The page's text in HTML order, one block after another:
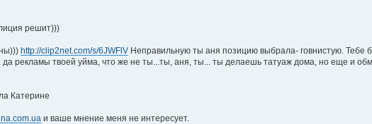
решит)))
http://clip2net.com/s/6JWFlV Неправильную ты аня позицию выбрала- говнистую. Тебе
рекламы твоей уйма, что же не ты...ты, аня, ты... ты делаешь татуаж дома, но еще и
Катерине
и ваше мнение меня не интересует.